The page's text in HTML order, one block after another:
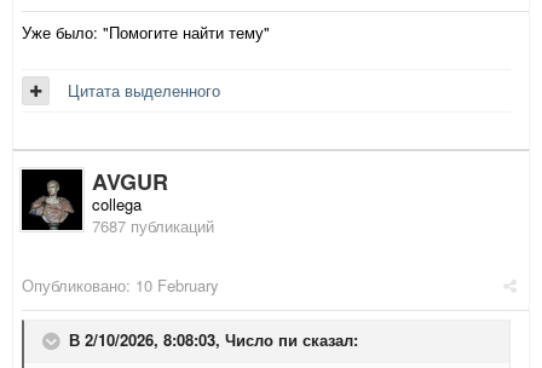
Уже было: "Помогите найти тему"
Цитата выделенного
AVGUR
collega
7687 публикаций
Опубликовано: 10 February
В 2/10/2026, 8:08:03, Число пи сказал: